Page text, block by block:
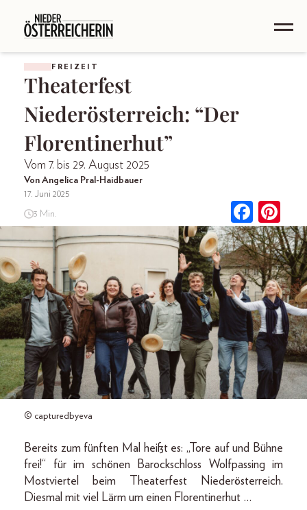
FREIZEIT
Theaterfest
Niederösterreich: “Der
Florentinerhut”
Vom 7. bis 29. August 2025
Von Angelica Pral-Haidbauer
17. Juni 2025
3 Min.
© capturedbyeva
Bereits zum fünften Mal heißt es: „Tore auf und Bühne
frei!“ für im schönen Barockschloss Wolfpassing im
Mostviertel beim Theaterfest Niederösterreich.
Diesmal mit viel Lärm um einen Florentinerhut …